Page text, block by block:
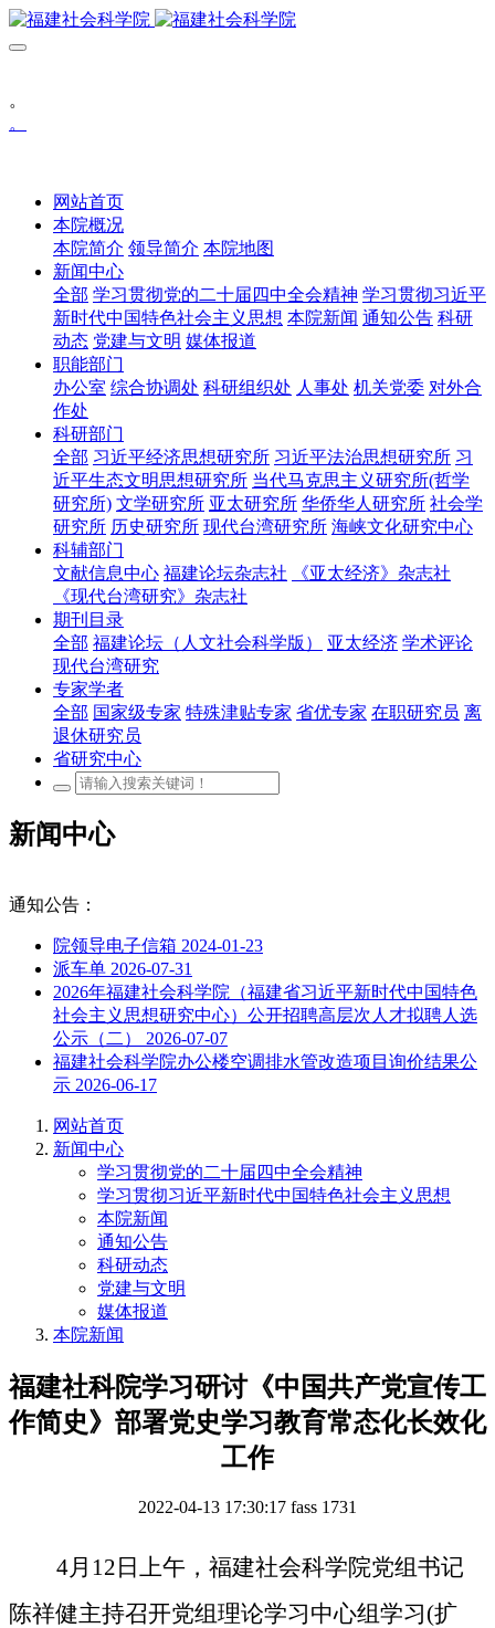
。
。
网站首页
本院概况
本院简介 领导简介 本院地图
新闻中心
全部 学习贯彻党的二十届四中全会精神 学习贯彻习近平
新时代中国特色社会主义思想 本院新闻 通知公告 科研
动态 党建与文明 媒体报道
职能部门
办公室 综合协调处 科研组织处 人事处 机关党委 对外合
作处
科研部门
全部 习近平经济思想研究所 习近平法治思想研究所 习
近平生态文明思想研究所 当代马克思主义研究所(哲学
研究所) 文学研究所 亚太研究所 华侨华人研究所 社会学
研究所 历史研究所 现代台湾研究所 海峡文化研究中心
科辅部门
文献信息中心 福建论坛杂志社
《亚太经济》杂志社
《现代台湾研究》杂志社
期刊目录
全部 福建论坛（人文社会科学版） 亚太经济 学术评论
现代台湾研究
专家学者
全部 国家级专家 特殊津贴专家 省优专家 在职研究员 离
退休研究员
省研究中心
新闻中心
通知公告：
院领导电子信箱 2024-01-23
派车单 2026-07-31
2026年福建社会科学院（福建省习近平新时代中国特色
社会主义思想研究中心）公开招聘高层次人才拟聘人选
公示（二） 2026-07-07
福建社会科学院办公楼空调排水管改造项目询价结果公
示 2026-06-17
网站首页
新闻中心
学习贯彻党的二十届四中全会精神
学习贯彻习近平新时代中国特色社会主义思想
本院新闻
通知公告
科研动态
党建与文明
媒体报道
本院新闻
福建社科院学习研讨《中国共产党宣传工
作简史》部署党史学习教育常态化长效化
工作
2022-04-13 17:30:17 fass 1731
4月12日
上午，福建社会科学院党组书记
陈祥健主持召开党组理论学习中心组学习(扩